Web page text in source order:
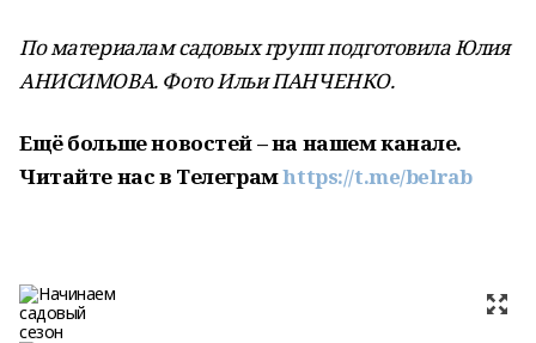
По материалам садовых групп подготовила Юлия
АНИСИМОВА. Фото Ильи ПАНЧЕНКО.
Ещё больше новостей – на нашем канале.
Читайте нас в Телеграмhttps://t.me/belrab